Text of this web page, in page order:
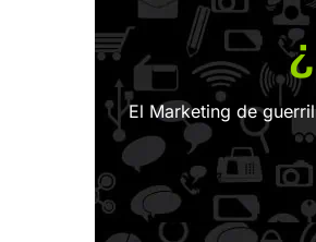
El Marketing de